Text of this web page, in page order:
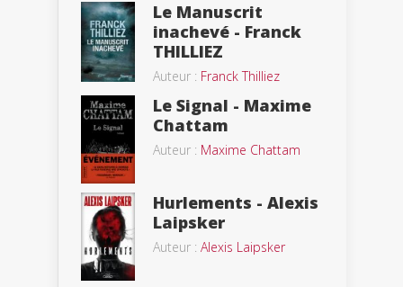
Le Manuscrit
inachevé - Franck
THILLIEZ
Auteur : Franck Thilliez
Le Signal - Maxime
Chattam
Auteur : Maxime Chattam
Hurlements - Alexis
Laipsker
Auteur : Alexis Laipsker